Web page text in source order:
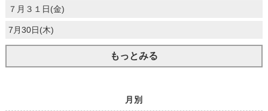
７月３１日(金)
7月30日(木)
もっとみる
月別